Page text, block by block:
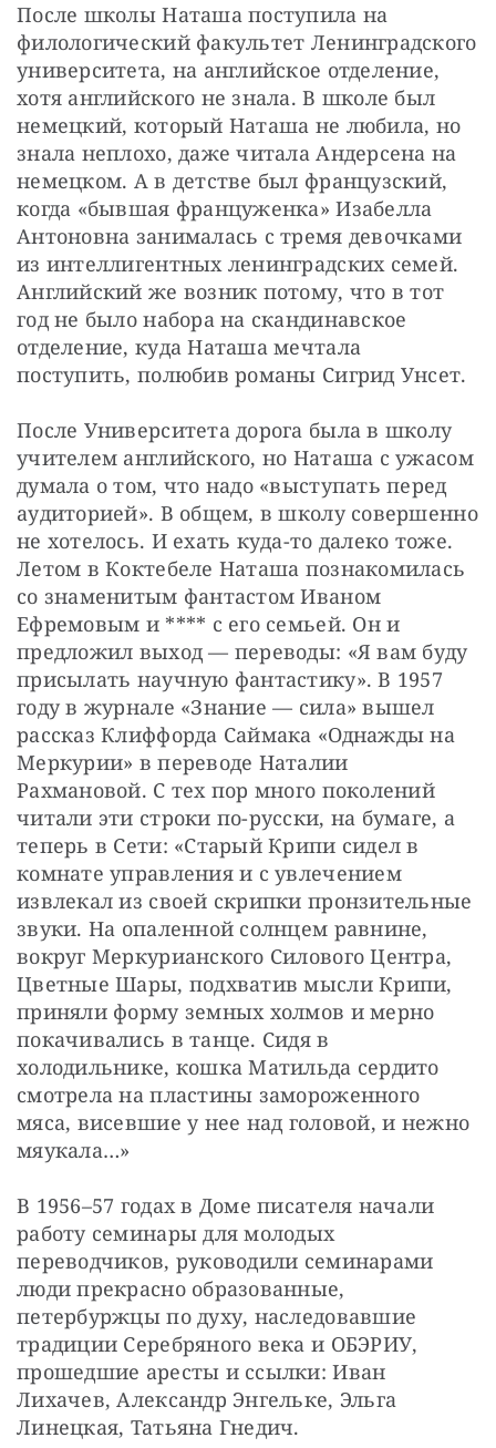
После школы Наташа поступила на
филологический факультет Ленинградского
университета, на английское отделение,
хотя английского не знала. В школе был
немецкий, который Наташа не любила, но
знала неплохо, даже читала Андерсена на
немецком. А в детстве был французский,
когда «бывшая француженка» Изабелла
Антоновна занималась с тремя девочками
из интеллигентных ленинградских семей.
Английский же возник потому, что в тот
год не было набора на скандинавское
отделение, куда Наташа мечтала
поступить, полюбив романы Сигрид Унсет.
После Университета дорога была в школу
учителем английского, но Наташа с ужасом
думала о том, что надо «выступать перед
аудиторией». В общем, в школу совершенно
не хотелось. И ехать куда-то далеко тоже.
Летом в Коктебеле Наташа познакомилась
со знаменитым фантастом Иваном
Ефремовым и **** с его семьей. Он и
предложил выход — переводы: «Я вам буду
присылать научную фантастику». В 1957
году в журнале «Знание — сила» вышел
рассказ Клиффорда Саймака «Однажды на
Меркурии» в переводе Наталии
Рахмановой. С тех пор много поколений
читали эти строки по-русски, на бумаге, а
теперь в Сети: «Старый Крипи сидел в
комнате управления и с увлечением
извлекал из своей скрипки пронзительные
звуки. На опаленной солнцем равнине,
вокруг Меркурианского Силового Центра,
Цветные Шары, подхватив мысли Крипи,
приняли форму земных холмов и мерно
покачивались в танце. Сидя в
холодильнике, кошка Матильда сердито
смотрела на пластины замороженного
мяса, висевшие у нее над головой, и нежно
мяукала…»
В 1956–57 годах в Доме писателя начали
работу семинары для молодых
переводчиков, руководили семинарами
люди прекрасно образованные,
петербуржцы по духу, наследовавшие
традиции Серебряного века и ОБЭРИУ,
прошедшие аресты и ссылки: Иван
Лихачев, Александр Энгельке, Эльга
Линецкая, Татьяна Гнедич.